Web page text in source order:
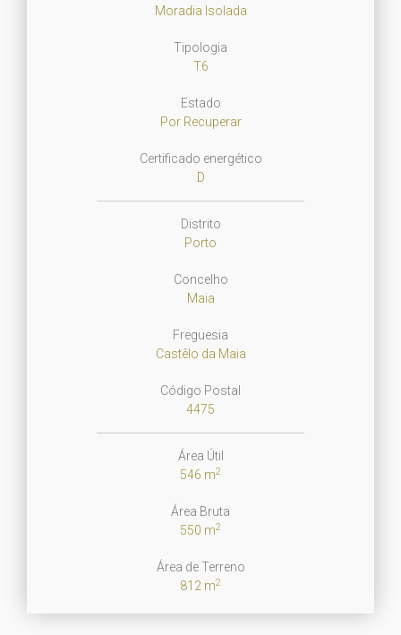
Moradia Isolada
Tipologia
T6
Estado
Por Recuperar
Certificado energético
D
Distrito
Porto
Concelho
Maia
Freguesia
Castêlo da Maia
Código Postal
4475
Área Útil
546 m2
Área Bruta
550 m2
Área de Terreno
812 m2